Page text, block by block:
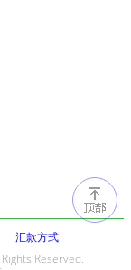
汇款方式
Reserved.